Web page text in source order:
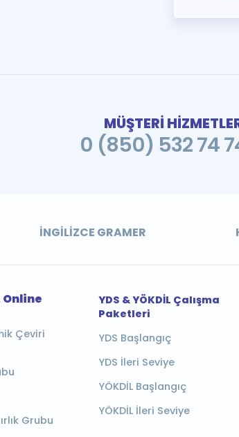
MÜŞTERİ
0 (850) 532 74
İNGILIZCE GRAMER
Online
Çeviri
Grubu
YDS & YÖKDİL Çalışma
Paketleri
YDS Başlangıç
YDS İleri Seviye
YÖKDİL Başlangıç
YÖKDİL İleri Seviye